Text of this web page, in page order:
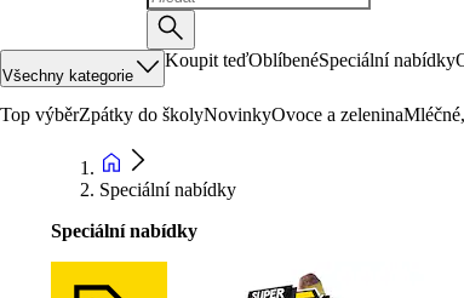
Všechny kategorie
Koupit teďOblíbenéSpeciální nabídky
Top výběrZpátky do školyNovinkyOvoce a zelenina
Speciální nabídky
Speciální nabídky